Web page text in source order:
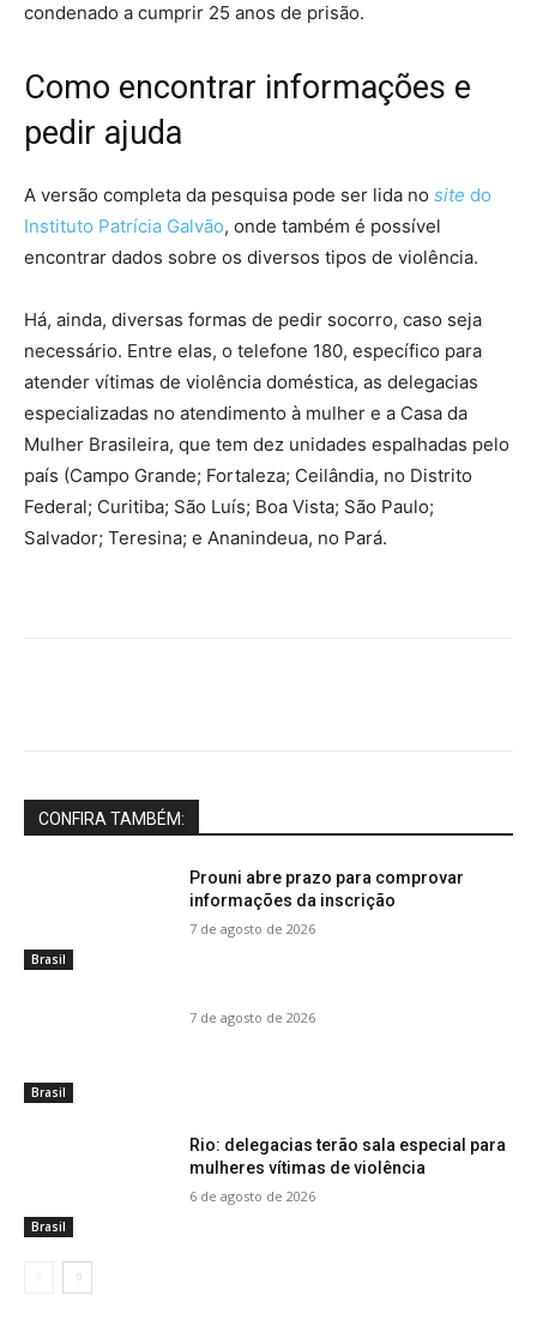
condenado a cumprir 25 anos de prisão.
Como encontrar informações e
pedir ajuda
A versão completa da pesquisa pode ser lida no site do
Instituto Patrícia Galvão, onde também é possível
encontrar dados sobre os diversos tipos de violência.
Há, ainda, diversas formas de pedir socorro, caso seja
necessário. Entre elas, o telefone 180, específico para
atender vítimas de violência doméstica, as delegacias
especializadas no atendimento à mulher e a Casa da
Mulher Brasileira, que tem dez unidades espalhadas pelo
país (Campo Grande; Fortaleza; Ceilândia, no Distrito
Federal; Curitiba; São Luís; Boa Vista; São Paulo;
Salvador; Teresina; e Ananindeua, no Pará.
CONFIRA TAMBÉM:
Brasil
Prouni abre prazo para comprovar
informações da inscrição
7 de agosto de 2026
Brasil
7 de agosto de 2026
Brasil
Rio: delegacias terão sala especial para
mulheres vítimas de violência
6 de agosto de 2026